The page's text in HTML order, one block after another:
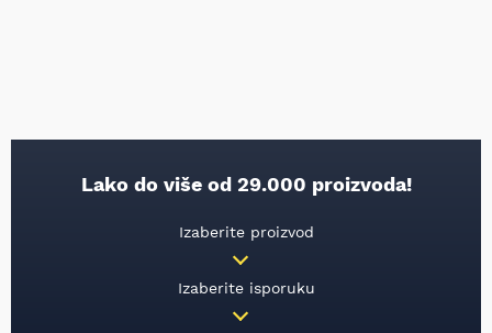
Lako do više od 29.000 proizvoda!
Izaberite proizvod
Izaberite isporuku